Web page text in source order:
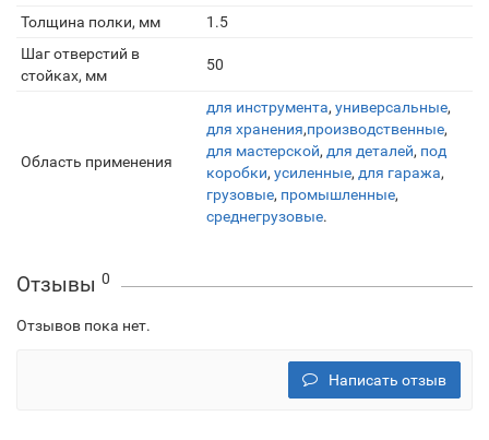
Толщина полки, мм
1.5
Шаг отверстий в
стойках, мм
50
Область применения
для инструмента, универсальные,
для хранения,производственные,
для мастерской, для деталей, под
коробки, усиленные, для гаража,
грузовые, промышленные,
среднегрузовые.
Отзывы 0
Отзывов пока нет.
Написать отзыв